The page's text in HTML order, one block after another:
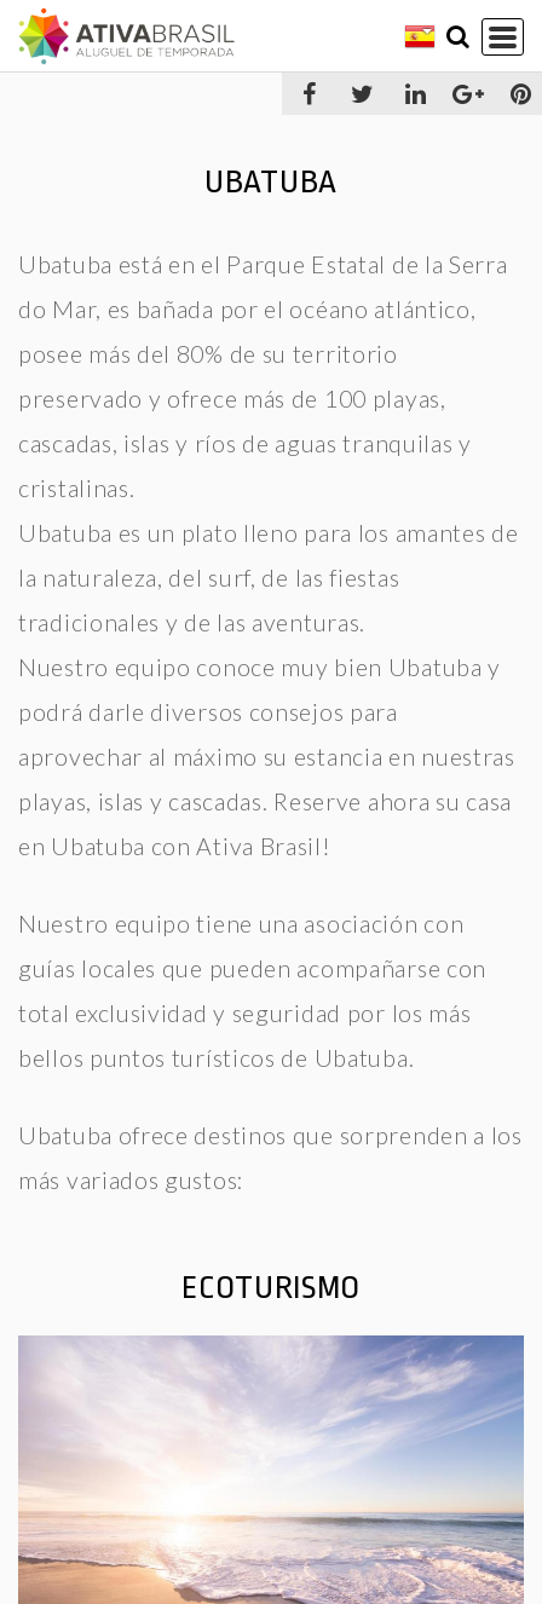
ATIVA BRASIL
UBATUBA
CONTACTO
UBATUBA
Ubatuba está en el Parque Estatal de la Serra
do Mar, es bañada por el océano atlántico,
posee más del 80% de su territorio
preservado y ofrece más de 100 playas,
cascadas, islas y ríos de aguas tranquilas y
cristalinas.
Ubatuba es un plato lleno para los amantes de
la naturaleza, del surf, de las fiestas
tradicionales y de las aventuras.
Nuestro equipo conoce muy bien Ubatuba y
podrá darle diversos consejos para
aprovechar al máximo su estancia en nuestras
playas, islas y cascadas. Reserve ahora su casa
en Ubatuba con Ativa Brasil!
Nuestro equipo tiene una asociación con
guías locales que pueden acompañarse con
total exclusividad y seguridad por los más
bellos puntos turísticos de Ubatuba.
Ubatuba ofrece destinos que sorprenden a los
más variados gustos:
ECOTURISMO